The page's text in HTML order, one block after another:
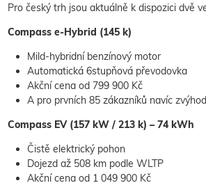
Pro český trh jsou aktuálně k dispozici dvě
Compass e-Hybrid (145 k)
Mild-hybridní benzínový motor
Automatická 6stupňová převodovka
Akční cena od 799 900 Kč
A pro prvních 85 zákazníků navíc
Compass EV (157 kW / 213 k) – 74 kWh
Čistě elektrický pohon
Dojezd až 508 km podle WLTP
Akční cena od 1 049 900 Kč